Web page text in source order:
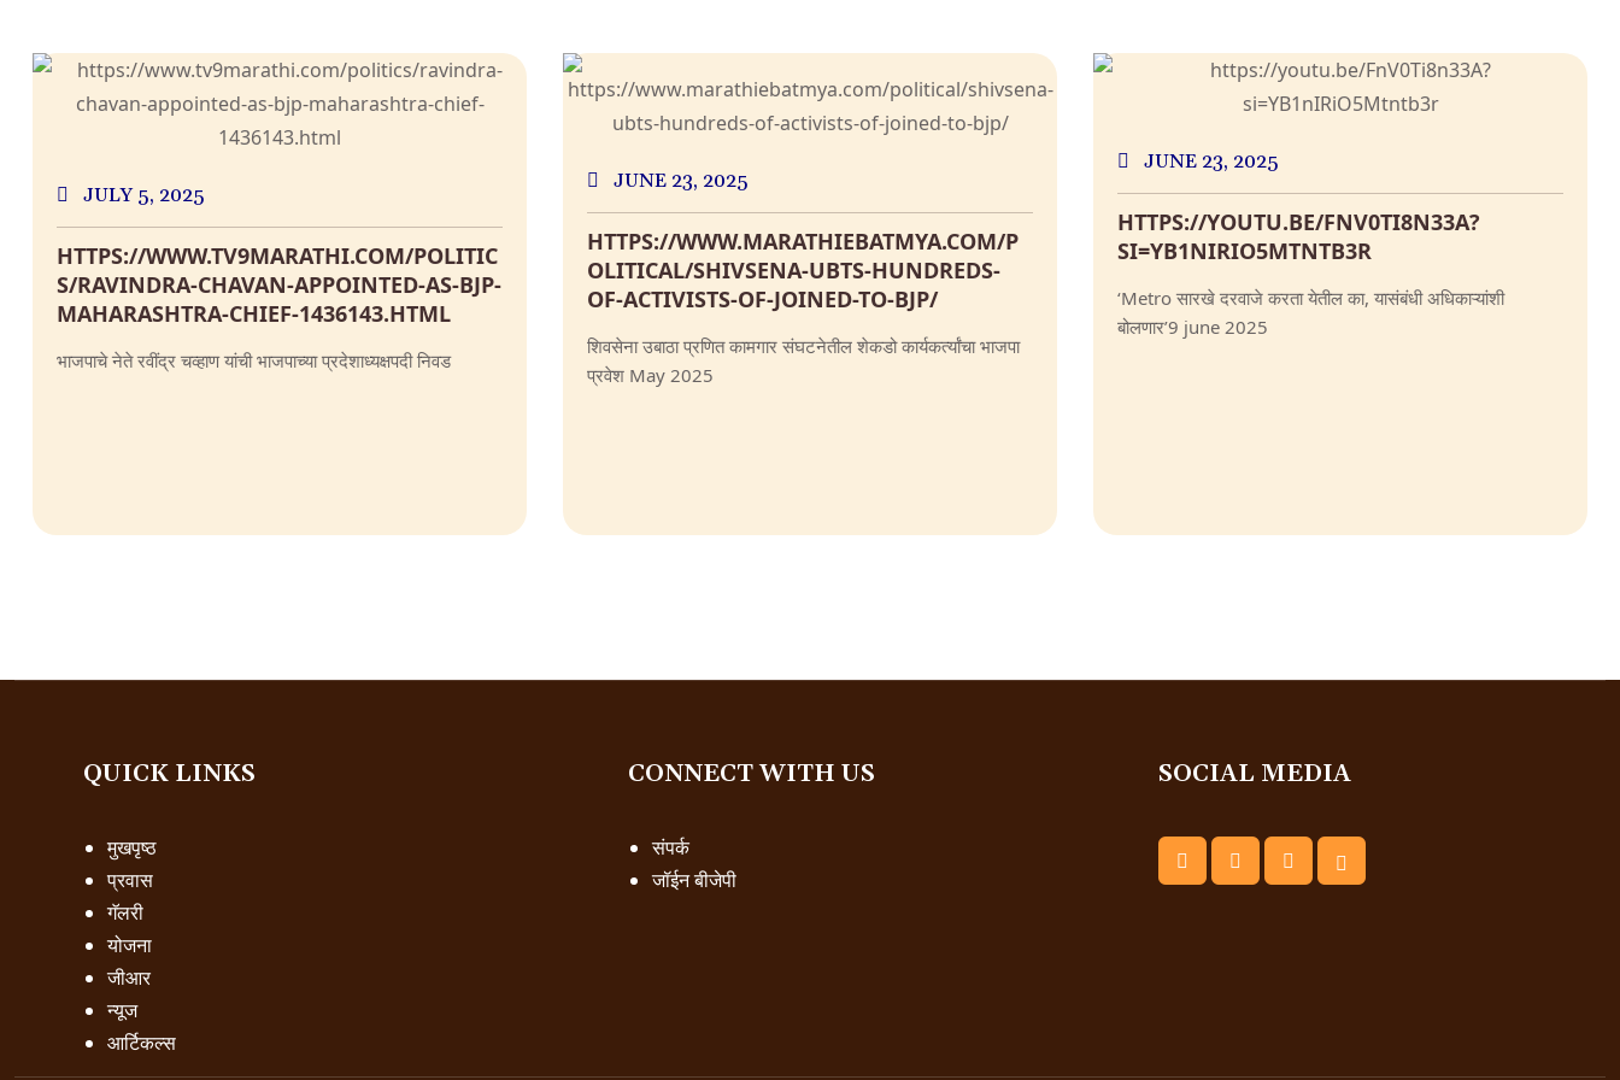
JULY 5, 2025
HTTPS://WWW.TV9MARATHI.COM/POLITIC
S/RAVINDRA-CHAVAN-APPOINTED-AS-BJP-
MAHARASHTRA-CHIEF-1436143.HTML
भाजपाचे नेते रवींद्र चव्हाण यांची भाजपाच्या प्रदेशाध्यक्षपदी निवड
JUNE 23, 2025
HTTPS://WWW.MARATHIEBATMYA.COM/P
OLITICAL/SHIVSENA-UBTS-HUNDREDS-
OF-ACTIVISTS-OF-JOINED-TO-BJP/
शिवसेना उबाठा प्रणित कामगार संघटनेतील शेकडो कार्यकर्त्यांचा भाजपा
प्रवेश May 2025
JUNE 23, 2025
HTTPS://YOUTU.BE/FNV0TI8N33A?
SI=YB1NIRIO5MTNTB3R
‘Metro सारखे दरवाजे करता येतील का, यासंबंधी अधिकाऱ्यांशी
बोलणार’9 june 2025
QUICK LINKS
मुखपृष्ठ
प्रवास
गॅलरी
योजना
जीआर
न्यूज
आर्टिकल्स
CONNECT WITH US
संपर्क
जॉईन बीजेपी
SOCIAL MEDIA